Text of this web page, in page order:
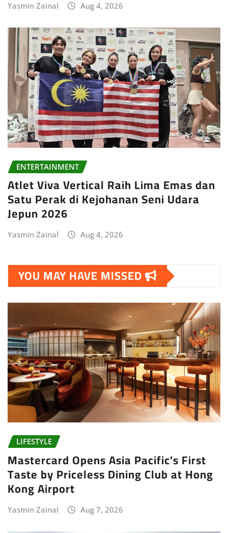
Yasmin Zainal Aug 4, 2026
ENTERTAINMENT
Atlet Viva Vertical Raih Lima Emas dan
Satu Perak di Kejohanan Seni Udara
Jepun 2026
Yasmin Zainal Aug 4, 2026
YOU MAY HAVE MISSED
LIFESTYLE
Mastercard Opens Asia Pacific’s First
Taste by Priceless Dining Club at Hong
Kong Airport
Yasmin Zainal Aug 7, 2026